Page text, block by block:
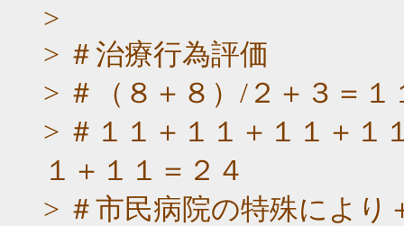
>
> ＃治療行為評価
> ＃（８＋８）/２＋３＝１
> ＃１１＋１１＋１１＋１
１＋１１＝２４
> ＃市民病院の特殊により